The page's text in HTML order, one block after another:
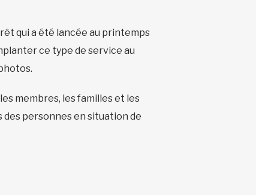
qui a été lancée au printemps
ce type de service au
membres, les familles et les
personnes en situation de